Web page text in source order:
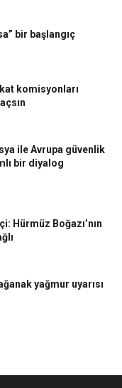
bir başlangıç
komisyonları
ile Avrupa güvenlik
bir diyalog
Hürmüz Boğazı’nın
yağmur uyarısı